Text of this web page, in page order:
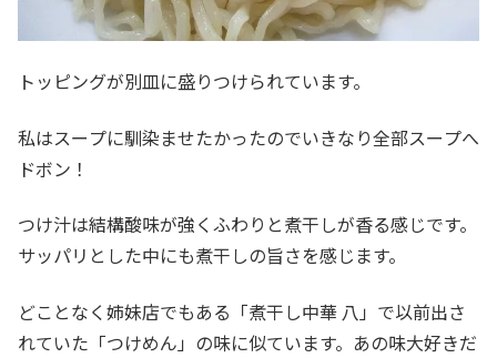
トッピングが別皿に盛りつけられています。
私はスープに馴染ませたかったのでいきなり全部スープへ
ドボン！
つけ汁は結構酸味が強くふわりと煮干しが香る感じです。
サッパリとした中にも煮干しの旨さを感じます。
どことなく姉妹店でもある「煮干し中華 八」で以前出さ
れていた「つけめん」の味に似ています。あの味大好きだ